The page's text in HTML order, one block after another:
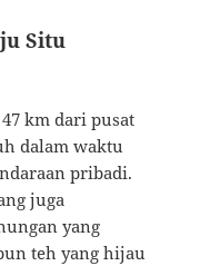
Situ
km dari pusat
dalam waktu
pribadi.
juga
yang
teh yang hijau